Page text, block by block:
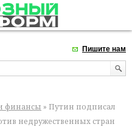
Пишите нам
финансы » Путин подписал
недружественных стран